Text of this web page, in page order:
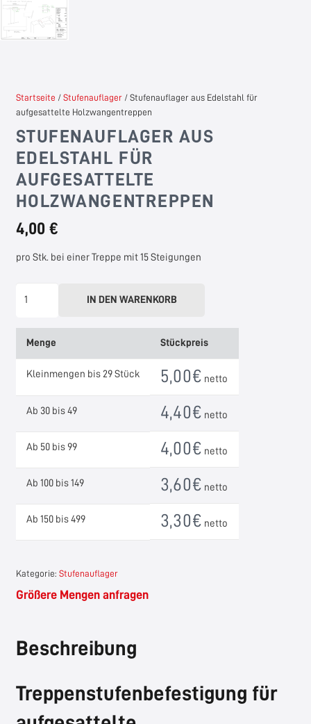
Startseite / Stufenauflager/ Stufenauflager aus Edelstahl für
aufgesattelte Holzwangentreppen
STUFENAUFLAGER AUS
EDELSTAHL FÜR
AUFGESATTELTE
HOLZWANGENTREPPEN
4,00 €
pro Stk. bei einer Treppe mit 15 Steigungen
Edelstahl
für
Holzwangentreppen
IN DEN WARENKORB
Menge Stückpreis
Kleinmengen bis 29 Stück 5,00€ netto
Ab 30 bis 49 4,40€ netto
Ab 50 bis 99 4,00€ netto
Ab 100 bis 149 3,60€ netto
Ab 150 bis 499 3,30€ netto
Kategorie: Stufenauflager
Größere Mengen anfragen
Beschreibung
Treppenstufenbefestigung für